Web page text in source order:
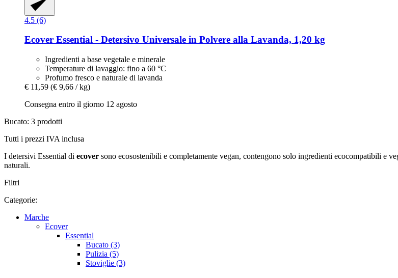
4.5 (6)
Ecover Essential -​ Detersivo Universale in Polvere alla Lavanda, 1,20 kg
Ingredienti a base vegetale e minerale
Temperature di lavaggio: fino a 60 °C
Profumo fresco e naturale di lavanda
€ 11,59 (€ 9,66 / kg)
Consegna entro il giorno 12 agosto
Bucato: 3 prodotti
Tutti i prezzi IVA inclusa
I detersivi Essential di ecover sono ecosostenibili e completamente vegan, contengono solo ingredienti ecocompatibili e
naturali.
Filtri
Categorie:
Marche
Ecover
Essential
Bucato (3)
Pulizia (5)
Stoviglie (3)